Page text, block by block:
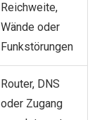
Reichweite,
Wände oder
Funkstörungen
Router, DNS
oder Zugang